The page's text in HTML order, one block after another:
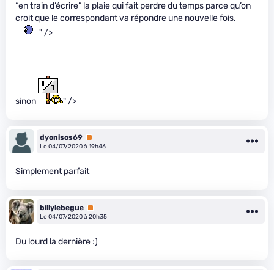
“en train d’écrire” la plaie qui fait perdre du temps parce qu’on
croit que le correspondant va répondre une nouvelle fois.
" />
sinon " />
dyonisos69 Premium
Le 04/07/2020 à 19h46
Simplement parfait
billylebegue Premium
Le 04/07/2020 à 20h35
Du lourd la dernière :)